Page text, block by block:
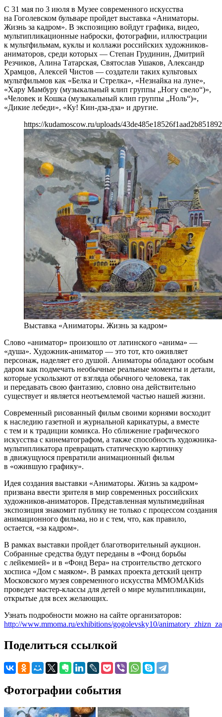
С 31 мая по 3 июля в Музее современного искусства
на Гоголевском бульваре пройдет выставка «Аниматоры.
Жизнь за кадром». В экспозицию войдут графика, видео,
мультипликационные наброски, фотографии, иллюстрации
к мультфильмам, куклы и коллажи российских художников-
аниматоров, среди которых — Степан Грудинин, Дмитрий
Резчиков, Алина Татарская, Святослав Ушаков, Александр
Храмцов, Алексей Чистов — создатели таких культовых
мультфильмов как «Белка и Стрелка», «Незнайка на луне»,
«Хару Мамбуру (музыкальный клип группы „Ногу свело“)»,
«Человек и Кошка (музыкальный клип группы „Ноль“)»,
«Дикие лебеди», «Ку! Кин-дза-дза» и другие.
https://kudamoscow.ru/uploads/
Выставка «Аниматоры. Жизнь за кадром»
Слово «аниматор» произошло от латинского «анима» —
«душа». Художник-аниматор — это тот, кто оживляет
персонаж, наделяет его душой. Аниматоры обладают особым
даром как подмечать необычные реальные моменты и детали,
которые ускользают от взгляда обычного человека, так
и передавать свою фантазию, словно она действительно
существует и является неотъемлемой частью нашей жизни.
Современный рисованный фильм своими корнями восходит
к наследию газетной и журнальной карикатуры, а вместе
с тем и к традиции комикса. Но сближение графического
искусства с кинематографом, а также способность художника-
мультипликатора превращать статическую картинку
в движущуюся превратили анимационный фильм
в «ожившую графику».
Идея создания выставки «Аниматоры. Жизнь за кадром»
призвана ввести зрителя в мир современных российских
художников-аниматоров. Представленная мультимедийная
экспозиция знакомит публику не только с процессом создания
анимационного фильма, но и с тем, что, как правило,
остается, «за кадром».
В рамках выставки пройдет благотворительный аукцион.
Собранные средства будут переданы в «Фонд борьбы
с лейкемией» и в «Фонд Вера» на строительство детского
хосписа «Дом с маяком». В рамках проекта детский центр
Московского музея современного искусства MMOMAKids
проведет мастер-классы для детей о мире мультипликации,
открытые для всех желающих.
Узнать подробности можно на сайте организаторов:
http://www.mmoma.ru/exhibitions/gogolevsky10/
Поделиться ссылкой
Фотографии события